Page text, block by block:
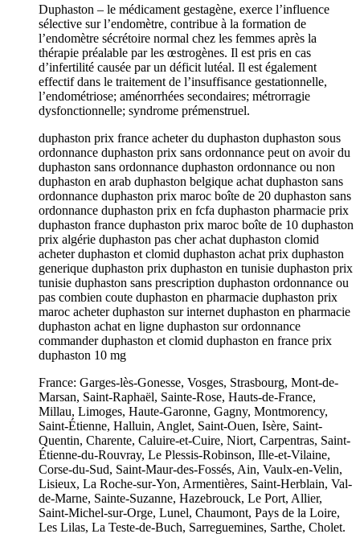
Duphaston – le médicament gestagène, exerce l’influence
sélective sur l’endomètre, contribue à la formation de
l’endomètre sécrétoire normal chez les femmes après la
thérapie préalable par les œstrogènes. Il est pris en cas
d’infertilité causée par un déficit lutéal. Il est également
effectif dans le traitement de l’insuffisance gestationnelle,
l’endométriose; aménorrhées secondaires; métrorragie
dysfonctionnelle; syndrome prémenstruel.
duphaston prix france acheter du duphaston duphaston sous
ordonnance duphaston prix sans ordonnance peut on avoir du
duphaston sans ordonnance duphaston ordonnance ou non
duphaston en arab duphaston belgique achat duphaston sans
ordonnance duphaston prix maroc boîte de 20 duphaston sans
ordonnance duphaston prix en fcfa duphaston pharmacie prix
duphaston france duphaston prix maroc boîte de 10 duphaston
prix algérie duphaston pas cher achat duphaston clomid
acheter duphaston et clomid duphaston achat prix duphaston
generique duphaston prix duphaston en tunisie duphaston prix
tunisie duphaston sans prescription duphaston ordonnance ou
pas combien coute duphaston en pharmacie duphaston prix
maroc acheter duphaston sur internet duphaston en pharmacie
duphaston achat en ligne duphaston sur ordonnance
commander duphaston et clomid duphaston en france prix
duphaston 10 mg
France: Garges-lès-Gonesse, Vosges, Strasbourg, Mont-de-
Marsan, Saint-Raphaël, Sainte-Rose, Hauts-de-France,
Millau, Limoges, Haute-Garonne, Gagny, Montmorency,
Saint-Étienne, Halluin, Anglet, Saint-Ouen, Isère, Saint-
Quentin, Charente, Caluire-et-Cuire, Niort, Carpentras, Saint-
Étienne-du-Rouvray, Le Plessis-Robinson, Ille-et-Vilaine,
Corse-du-Sud, Saint-Maur-des-Fossés, Ain, Vaulx-en-Velin,
Lisieux, La Roche-sur-Yon, Armentières, Saint-Herblain, Val-
de-Marne, Sainte-Suzanne, Hazebrouck, Le Port, Allier,
Saint-Michel-sur-Orge, Lunel, Chaumont, Pays de la Loire,
Les Lilas, La Teste-de-Buch, Sarreguemines, Sarthe, Cholet.